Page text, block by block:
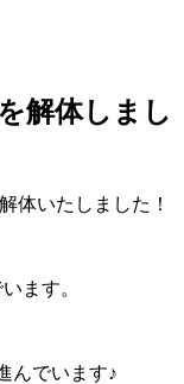
解体しまし
体いたしました！
ます。
んでいます♪